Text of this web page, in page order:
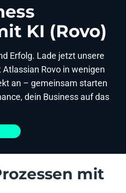
KI (Rovo)
Erfolg. Lade jetzt unsere
Rovo in wenigen
an – gemeinsam starten
dein Business auf das
mit